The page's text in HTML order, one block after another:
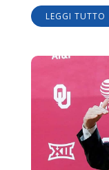
LEGGI TUTTO